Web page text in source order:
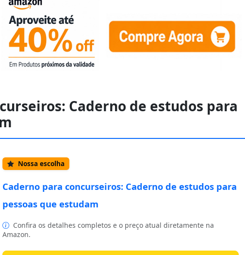
Caderno de estudos para
Nossa escolha
Caderno para concurseiros: Caderno de estudos para
pessoas que estudam
Confira os detalhes completos e o preço atual diretamente na
Amazon.